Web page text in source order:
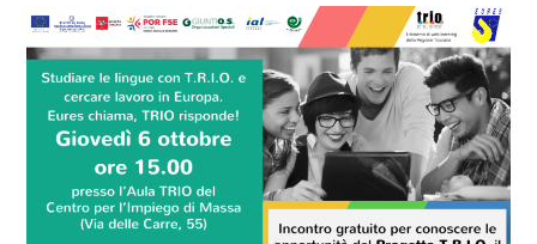
Dettagli Post Magazine